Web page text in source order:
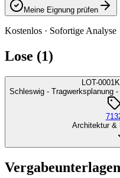
Meine Eignung prüfen
Kostenlos · Sofortige Analyse
Lose (1)
LOT-0001
Architektur &
Vergabeunterlagen